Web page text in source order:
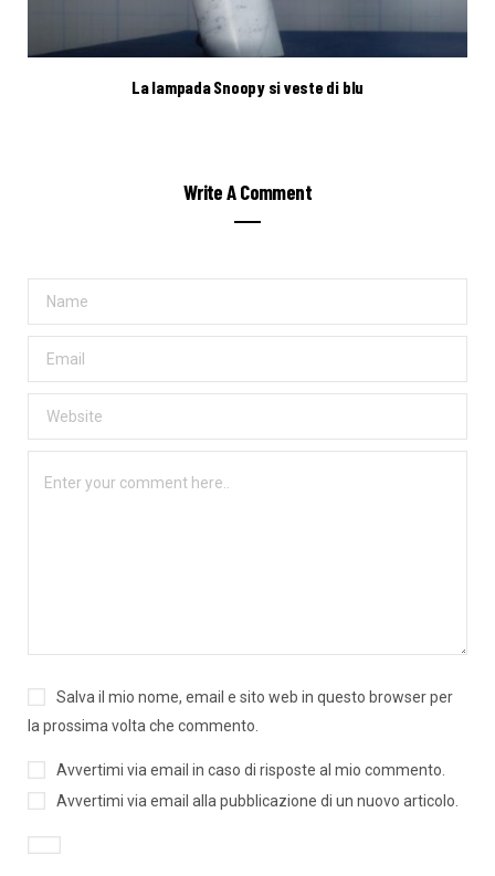
La lampada Snoopy si veste di blu
Write A Comment
Salva il mio nome, email e sito web in questo browser per
la prossima volta che commento.
Avvertimi via email in caso di risposte al mio commento.
Avvertimi via email alla pubblicazione di un nuovo articolo.